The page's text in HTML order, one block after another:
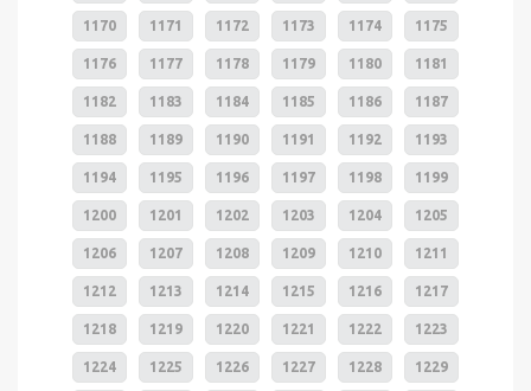
1170 1171 1172 1173 1174 1175
1176 1177 1178 1179 1180 1181
1182 1183 1184 1185 1186 1187
1188 1189 1190 1191 1192 1193
1194 1195 1196 1197 1198 1199
1200 1201 1202 1203 1204 1205
1206 1207 1208 1209 1210 1211
1212 1213 1214 1215 1216 1217
1218 1219 1220 1221 1222 1223
1224 1225 1226 1227 1228 1229